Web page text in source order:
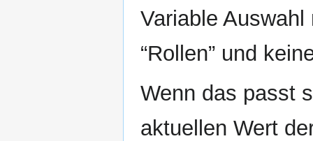
Variable
“Rollen” und
Wenn das passt
aktuellen Wert